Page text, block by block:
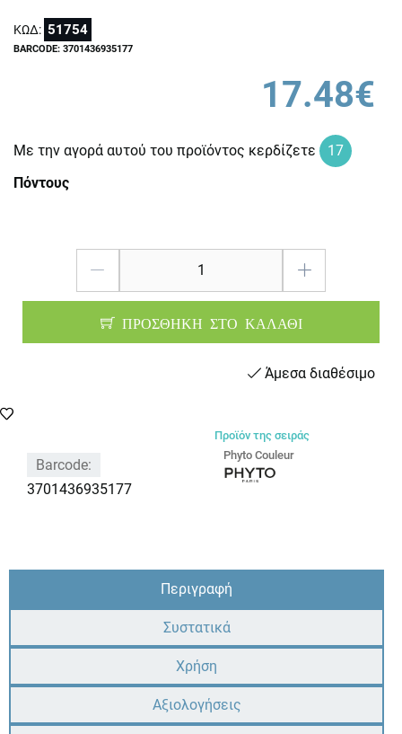
ΚΩΔ: 51754
BARCODE: 3701436935177
17.48€
Με την αγορά αυτού του προϊόντος κερδίζετε
17
Πόντους
ΠΡΟΣΘΗΚΗ ΣΤΟ ΚΑΛΑΘΙ
Άμεσα διαθέσιμο
Barcode:
3701436935177
Προϊόν της σειράς
Phyto Couleur
Περιγραφή
Συστατικά
Χρήση
Αξιολογήσεις